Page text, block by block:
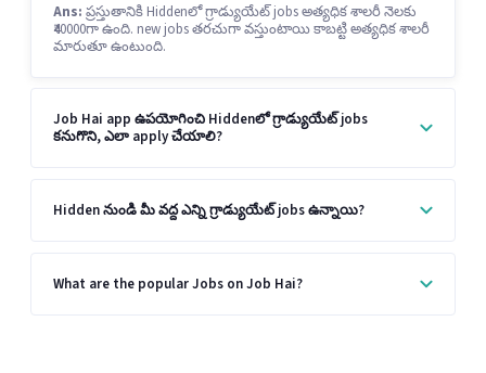
Ans: ప్రస్తుతానికి Hiddenలో గ్రాడ్యుయేట్ jobs అత్యధిక శాలరీ నెలకు
₹40000గా ఉంది. new jobs తరచుగా వస్తుంటాయి కాబట్టి అత్యధిక శాలరీ
మారుతూ ఉంటుంది.
Job Hai app ఉపయోగించి Hiddenలో గ్రాడ్యుయేట్ jobs
కనుగొని, ఎలా apply చేయాలి?
Hidden నుండి మీ వద్ద ఎన్ని గ్రాడ్యుయేట్ jobs ఉన్నాయి?
What are the popular Jobs on Job Hai?